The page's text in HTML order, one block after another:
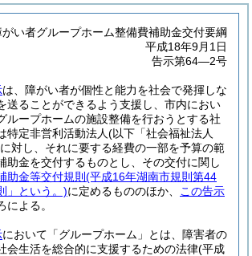
い者グループホーム整備費補助金交付要綱
平成18年9月1日
告示第64―2号
は、障がい者が個性と能力を社会で発揮しな
送ることができるよう支援し、市内におい
ループホームの施設整備を行おうとする社
特定非営利活動法人(以下「社会福祉法人
に対し、それに要する経費の一部を予算の範
助金を交付するものとし、その交付に関し
助金等交付規則 (平成16年湖南市規則第44
」という。)に定めるもののほか、
この告示
による。
において「グループホーム」とは、障害者の
会生活を総合的に支援するための法律(平成